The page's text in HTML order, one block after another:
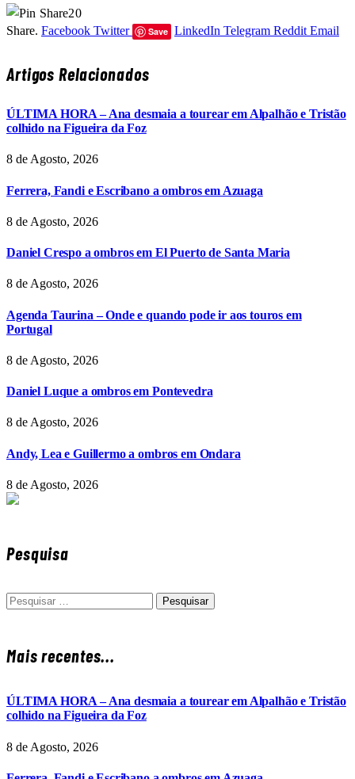
20
Share. Facebook Twitter Save LinkedIn Telegram Reddit Email
Artigos Relacionados
ÚLTIMA HORA – Ana desmaia a tourear em Alpalhão e Tristão
colhido na Figueira da Foz
8 de Agosto, 2026
Ferrera, Fandi e Escribano a ombros em Azuaga
8 de Agosto, 2026
Daniel Crespo a ombros em El Puerto de Santa Maria
8 de Agosto, 2026
Agenda Taurina – Onde e quando pode ir aos touros em
Portugal
8 de Agosto, 2026
Daniel Luque a ombros em Pontevedra
8 de Agosto, 2026
Andy, Lea e Guillermo a ombros em Ondara
8 de Agosto, 2026
Pesquisa
Pesquisar
por:
Mais recentes...
ÚLTIMA HORA – Ana desmaia a tourear em Alpalhão e Tristão
colhido na Figueira da Foz
8 de Agosto, 2026